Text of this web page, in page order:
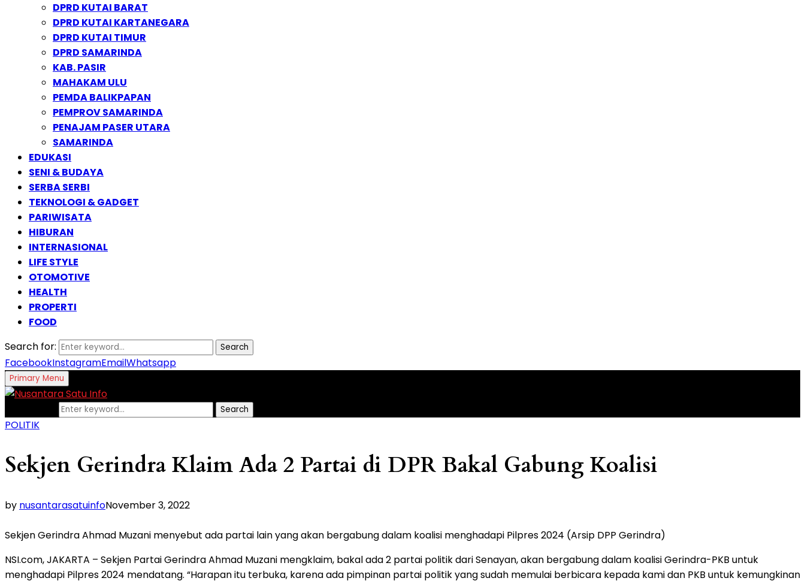
DPRD KUTAI BARAT
DPRD KUTAI KARTANEGARA
DPRD KUTAI TIMUR
DPRD SAMARINDA
KAB. PASIR
MAHAKAM ULU
PEMDA BALIKPAPAN
PEMPROV SAMARINDA
PENAJAM PASER UTARA
SAMARINDA
EDUKASI
SENI & BUDAYA
SERBA SERBI
TEKNOLOGI & GADGET
PARIWISATA
HIBURAN
INTERNASIONAL
LIFE STYLE
OTOMOTIVE
HEALTH
PROPERTI
FOOD
Search for:
Search
FacebookInstagramEmailWhatsapp
Primary Menu
Search
POLITIK
Sekjen Gerindra Klaim Ada 2 Partai di DPR Bakal Gabung Koalisi
by nusantarasatuinfoNovember 3, 2022
Sekjen Gerindra Ahmad Muzani menyebut ada partai lain yang akan bergabung dalam koalisi menghadapi Pilpres 2024 (Arsip DPP Gerindra)
NSI.com, JAKARTA – Sekjen Partai Gerindra Ahmad Muzani mengklaim, bakal ada 2 partai politik dari Senayan, akan bergabung dalam koalisi Gerindra-PKB untuk
menghadapi Pilpres 2024 mendatang. “Harapan itu terbuka, karena ada pimpinan partai politik yang sudah memulai berbicara kepada kami dan PKB untuk kemungkinan